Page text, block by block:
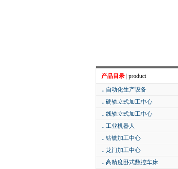
产品目录 | product
． 自动化生产设备
． 硬轨立式加工中心
． 线轨立式加工中心
． 工业机器人
． 钻铣加工中心
． 龙门加工中心
． 高精度卧式数控车床